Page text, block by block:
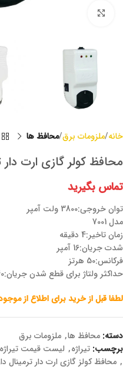
خانه ملزومات برق محافظ ها
محافظ کولر گازی ارت دار
تماس بگیرید
توان خروجی:3800 ولت آمپر
مدل 7001
زمان تاخیر:4 دقیقه
شدت جریان:16 آمپر
فرکانس:50 هرتز
حداکثر ولتاژ برای قطع شدن جریان:240-245 ولت
لطفا قبل از خرید برای اطلاع از
دسته: محافظ ها, ملزومات برق
برچسب: تیراژه, لیست قیمت تیراژه
, محافظ کولز گازی ارت دار ترمینال